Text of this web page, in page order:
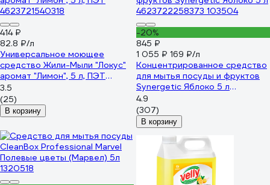
414 ₽
82.8 ₽/л
Универсальное моющее
средство Жили-Мыли "Локус"
аромат "Лимон", 5 л, ПЭТ
4623721540318
3.5
(25)
В корзину
-20%
845 ₽
1 055 ₽ 169 ₽/л
Концентрированное средство
для мытья посуды и фруктов
Synergetic Яблоко 5 л
4623722258373 103504
4.9
(307)
В корзину